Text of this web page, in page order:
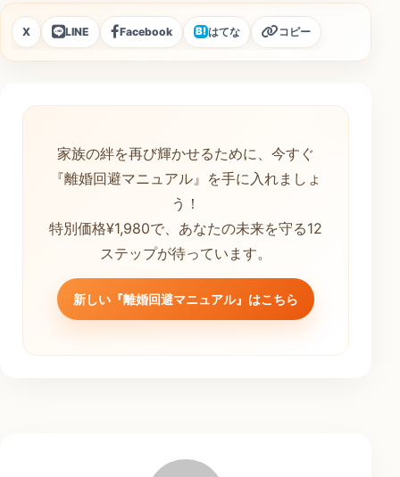
X LINE Facebook B!はてな コピー
家族の絆を再び輝かせるために、今すぐ
『離婚回避マニュアル』を手に入れましょ
う！
特別価格¥1,980で、あなたの未来を守る12
ステップが待っています。
新しい『離婚回避マニュアル』はこちら